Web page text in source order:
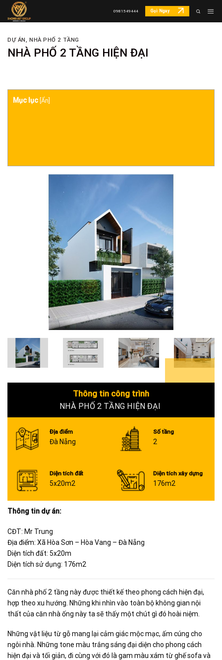
Skip
0981549444 Gọi Ngay
DỰ ÁN, NHÀ PHỐ 2 TẦNG
NHÀ PHỐ 2 TẦNG HIỆN ĐẠI
Mục lục Ẩn
Thông tin công trình
NHÀ PHỐ 2 TẦNG HIỆN ĐẠI
Địa điểm
Đà Nẵng
Số tầng
2
Diện tích đất
5x20m2
Diện tích xây dựng
176m2
Thông tin dự án:
CĐT: Mr Trung
Địa điểm: Xã Hòa Sơn – Hòa Vang – Đà Nẵng
Diện tích đất: 5x20m
Diện tích sử dụng: 176m2
Căn nhà phố 2 tầng này được thiết kế theo phong cách hiện đại,
hợp theo xu hướng. Những khi nhìn vào toàn bộ không gian nội
thất của căn nhà ống này ta sẽ thấy một chút gì đó hoài niệm.
Những vật liệu từ gỗ mang lại cảm giác mộc mạc, ấm cúng cho
ngôi nhà. Những tone màu trắng sáng đại diện cho phong cách
hiện đại và tối giản, đi cùng với đó là gam màu xám từ ghế sofa và